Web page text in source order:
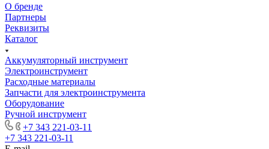
О бренде
Партнеры
Реквизиты
Каталог
Аккумуляторный инструмент
Электроинструмент
Расходные материалы
Запчасти для электроинструмента
Оборудование
Ручной инструмент
+7 343 221-03-11
+7 343 221-03-11